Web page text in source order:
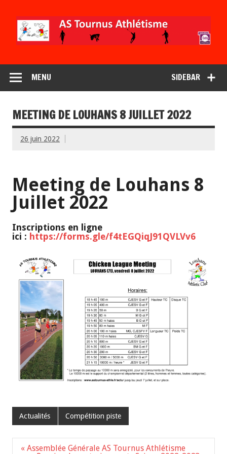
SIDEBAR
MENU
MEETING DE LOUHANS 8 JUILLET 2022
26 juin 2022
Meeting de Louhans 8
Juillet 2022
Inscriptions en ligne
ici : https://forms.gle/f4tEGQiqJ91QVLVv6
Actualités Compétition piste
Navigation
« Assemblée Générale AS Tournus Athlétisme